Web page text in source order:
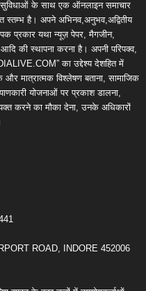
सुविधाओं के साथ एक ऑनलाइन समाचार
स्तम्भ है। अपने अभिनव,अनुभव,अद्वितीय
प्रकार यथा न्यूज़ पेपर, मैगजीन,
की स्थापना करना है। अपनी परिपक्व,
का उद्देश्य देशहित में
मात्रात्मक विश्लेषण बताना, सामाजिक
योजनाओं पर प्रकाश डालना,
करने का मौका देना, उनके अधिकारों
ROAD, INDORE 452006